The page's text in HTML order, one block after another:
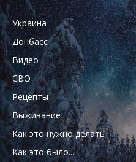
Украина
Донбасс
Видео
СВО
Рецепты
Выживание
Как это нужно делать
Как это было...